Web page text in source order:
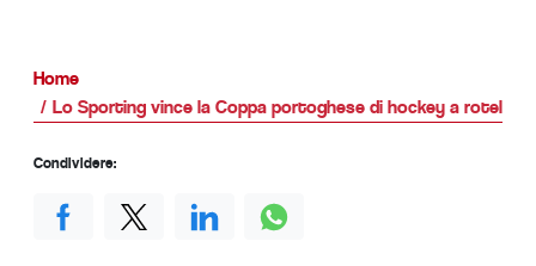
Home
Lo Sporting vince la Coppa portoghese di hockey a rotelle
Condividere: